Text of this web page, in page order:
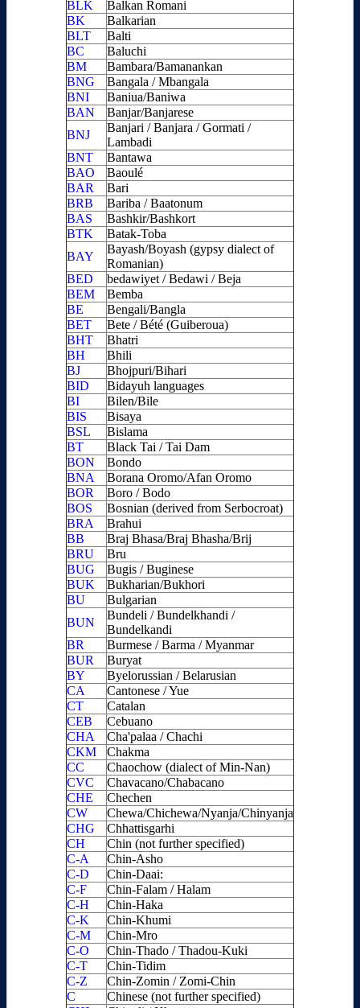
BLK
Balkan Romani
BK
Balkarian
BLT
Balti
BC
Baluchi
BM
Bambara/Bamanankan
BNG
Bangala / Mbangala
BNI
Baniua/Baniwa
BAN
Banjar/Banjarese
BNJ
Banjari / Banjara / Gormati /
Lambadi
BNT
Bantawa
BAO
Baoulé
BAR
Bari
BRB
Bariba / Baatonum
BAS
Bashkir/Bashkort
BTK
Batak-Toba
BAY
Bayash/Boyash (gypsy dialect of
Romanian)
BED
bedawiyet / Bedawi / Beja
BEM
Bemba
BE
Bengali/Bangla
BET
Bete / Bété (Guiberoua)
BHT
Bhatri
BH
Bhili
BJ
Bhojpuri/Bihari
BID
Bidayuh languages
BI
Bilen/Bile
BIS
Bisaya
BSL
Bislama
BT
Black Tai / Tai Dam
BON
Bondo
BNA
Borana Oromo/Afan Oromo
BOR
Boro / Bodo
BOS
Bosnian (derived from Serbocroat)
BRA
Brahui
BB
Braj Bhasa/Braj Bhasha/Brij
BRU
Bru
BUG
Bugis / Buginese
BUK
Bukharian/Bukhori
BU
Bulgarian
BUN
Bundeli / Bundelkhandi /
Bundelkandi
BR
Burmese / Barma / Myanmar
BUR
Buryat
BY
Byelorussian / Belarusian
CA
Cantonese / Yue
CT
Catalan
CEB
Cebuano
CHA
Cha'palaa / Chachi
CKM
Chakma
CC
Chaochow (dialect of Min-Nan)
CVC
Chavacano/Chabacano
CHE
Chechen
CW
Chewa/Chichewa/Nyanja/Chinyanja
CHG
Chhattisgarhi
CH
Chin (not further specified)
C-A
Chin-Asho
C-D
Chin-Daai:
C-F
Chin-Falam / Halam
C-H
Chin-Haka
C-K
Chin-Khumi
C-M
Chin-Mro
C-O
Chin-Thado / Thadou-Kuki
C-T
Chin-Tidim
C-Z
Chin-Zomin / Zomi-Chin
C
Chinese (not further specified)